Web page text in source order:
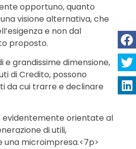
opportuno, quanto
visione alternativa, che
e non dal
proposto.
e grandissime dimensione,
di Credito, possono
da cui trarre e declinare
evidentemente orientate al
di utili,
microimpresa.<7p>